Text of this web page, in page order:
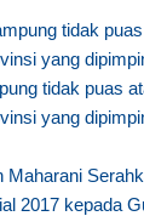
tidak puas
yang